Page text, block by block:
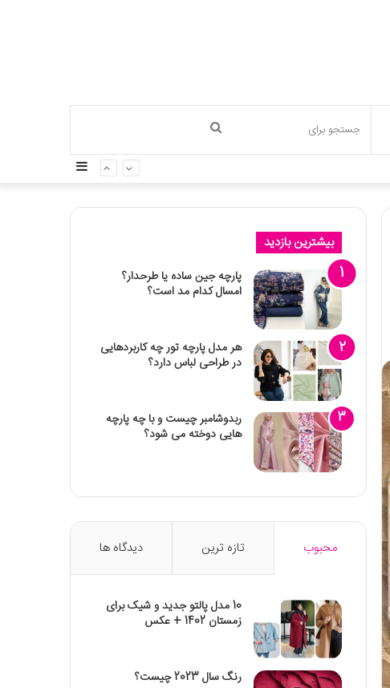
بیشترین بازدید
پارچه جین ساده یا طرحدار؟
امسال کدام مد است؟
هر مدل پارچه تور چه کاربردهایی
در طراحی لباس دارد؟
ربدوشامبر چیست و با چه پارچه
هایی دوخته می شود؟
محبوب تازه ترین دیدگاه ها
10 مدل پالتو جدید و شیک برای
زمستان 1402 + عکس
رنگ سال 2023 چیست؟